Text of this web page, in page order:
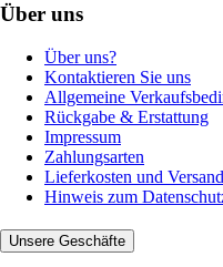
Über uns
Über uns?
Kontaktieren Sie uns
Allgemeine
Rückgabe & Erstattung
Impressum
Zahlungsarten
Lieferkosten und
Hinweis zum
Unsere Geschäfte